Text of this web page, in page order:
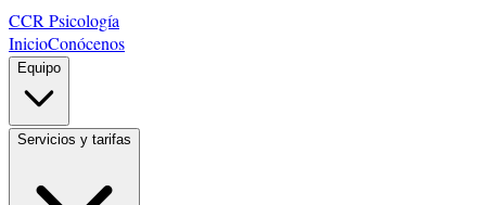
CCR Psicología
InicioConócenos
Equipo
Servicios y tarifas